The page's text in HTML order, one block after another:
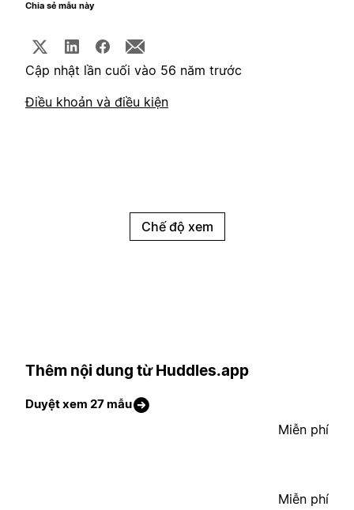
Chia sẻ mẫu này
Cập nhật lần cuối vào 56 năm trước
Điều khoản và điều kiện
Chế độ xem
Thêm nội dung từ Huddles.app
Duyệt xem 27 mẫu
Miễn phí
Miễn phí